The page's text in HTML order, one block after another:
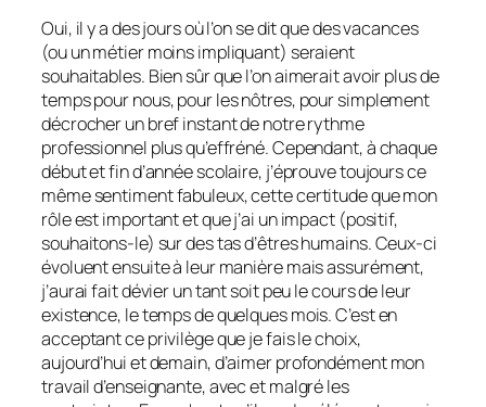
Oui, il y a des jours où l’on se dit que des vacances
(ou un métier moins impliquant) seraient
souhaitables. Bien sûr que l’on aimerait avoir plus de
temps pour nous, pour les nôtres, pour simplement
décrocher un bref instant de notre rythme
professionnel plus qu’effréné. Cependant, à chaque
début et fin d’année scolaire, j’éprouve toujours ce
même sentiment fabuleux, cette certitude que mon
rôle est important et que j’ai un impact (positif,
souhaitons-le) sur des tas d’êtres humains. Ceux-ci
évoluent ensuite à leur manière mais assurément,
j’aurai fait dévier un tant soit peu le cours de leur
existence, le temps de quelques mois. C’est en
acceptant ce privilège que je fais le choix,
aujourd’hui et demain, d’aimer profondément mon
travail d’enseignante, avec et malgré les